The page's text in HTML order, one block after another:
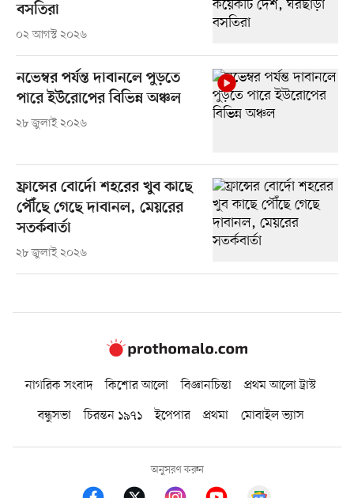
বসতিরা
০২ আগস্ট ২০২৬
নভেম্বর পর্যন্ত দাবানলে পুড়তে
পারে ইউরোপের বিভিন্ন অঞ্চল
২৮ জুলাই ২০২৬
ফ্রান্সের বোর্দো শহরের খুব কাছে
পৌঁছে গেছে দাবানল, মেয়রের
সতর্কবার্তা
২৮ জুলাই ২০২৬
নাগরিক সংবাদ কিশোর আলো বিজ্ঞানচিন্তা
প্রথম আলো ট্রাস্ট
বন্ধুসভা
চিরন্তন ১৯৭১ ইপেপার প্রথমা মোবাইল ভ্যাস
অনুসরণ করুন